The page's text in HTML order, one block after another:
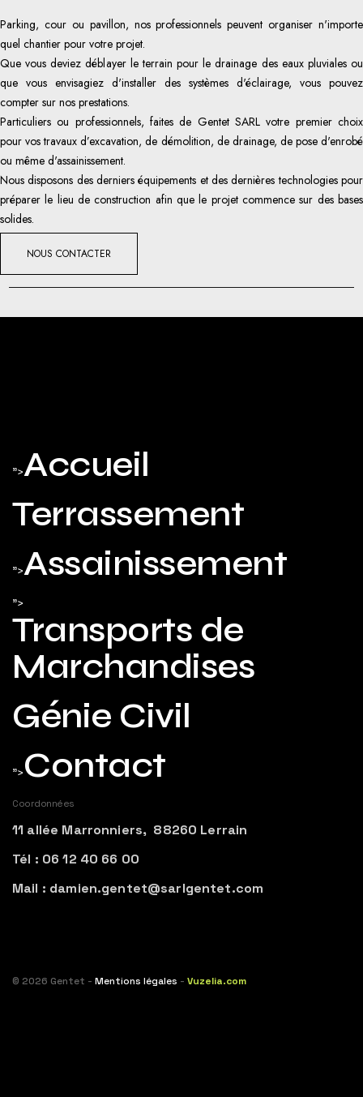
Parking, cour ou pavillon, nos professionnels peuvent organiser n'importe
quel chantier pour votre projet.
Que vous deviez déblayer le terrain pour le drainage des eaux pluviales ou
que vous envisagiez d'installer des systèmes d'éclairage, vous pouvez
compter sur nos prestations.
Particuliers ou professionnels, faites de Gentet SARL votre premier choix
pour vos travaux d’excavation, de démolition, de drainage, de pose d'enrobé
ou même d'assainissement.
Nous disposons des derniers équipements et des dernières technologies pour
préparer le lieu de construction afin que le projet commence sur des bases
solides.
NOUS CONTACTER
">Accueil
Terrassement
">Assainissement
">
Transports de
Marchandises
Génie Civil
">Contact
Coordonnées
11 allée Marronniers, 88260 Lerrain
Tél : 06 12 40 66 00
Mail : damien.gentet@sarlgentet.com
© 2026 Gentet - Mentions légales - Vuzelia.com